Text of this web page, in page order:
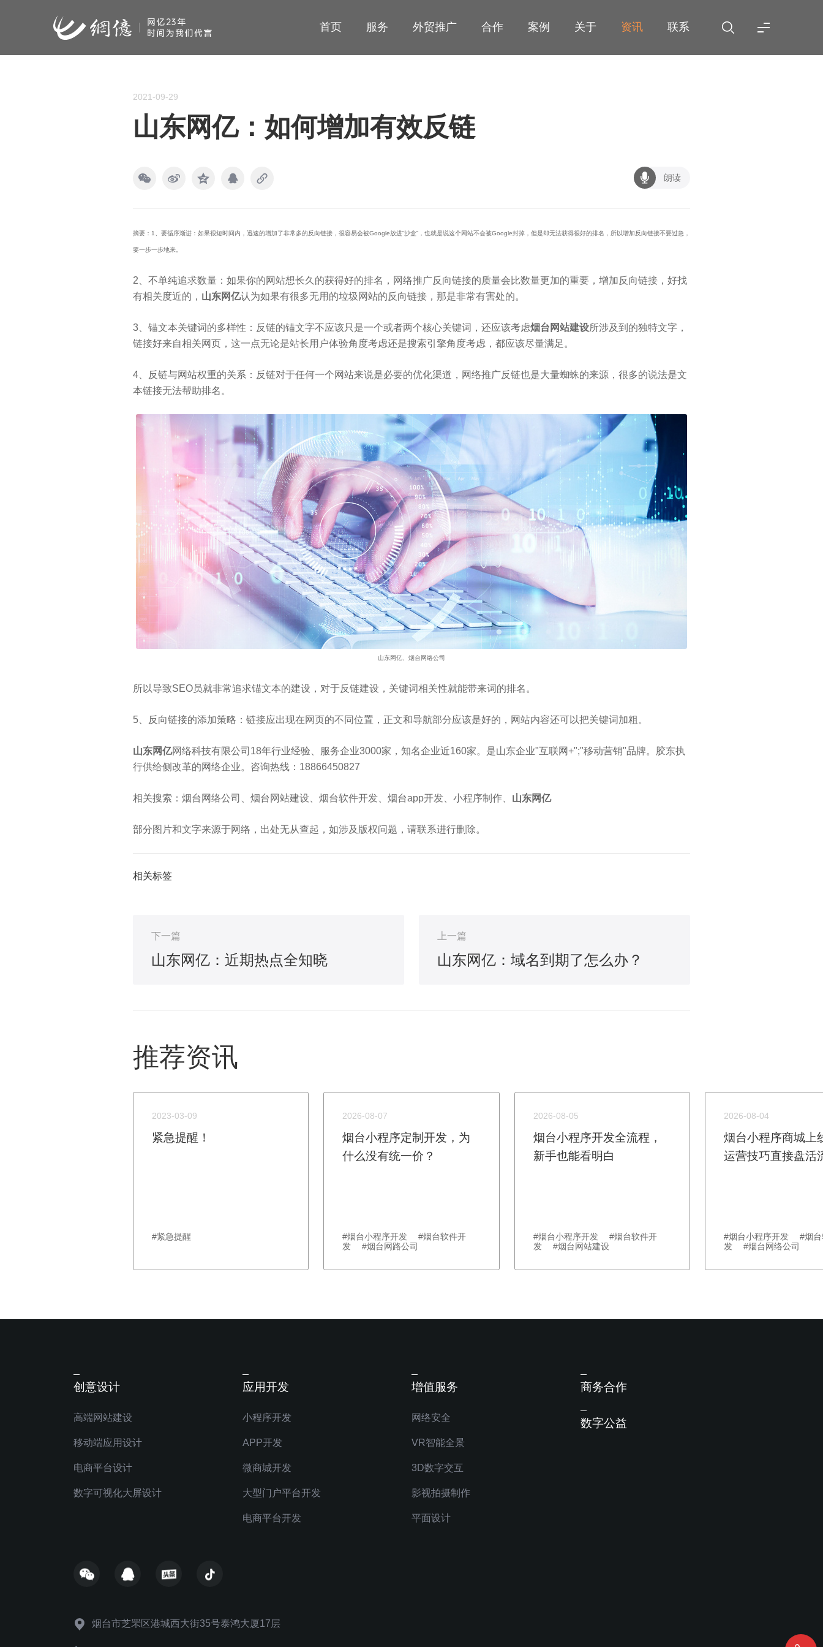
首页 服务 外贸推广 合作 案例 关于 资讯 联系
2021-09-29
山东网亿：如何增加有效反链
朗读
摘要：1、要循序渐进：如果很短时间内，迅速的增加了非常多的反向链接，很容易会被Google放进“沙盒”，也就是说这个网站不会被Google封掉，但是却无法获得很好的排名，所以增加反向链接不要过急，
要一步一步地来。
2、不单纯追求数量：如果你的网站想长久的获得好的排名，网络推广反向链接的质量会比数量更加的重要，增加反向链接，好找
有相关度近的， 山东网亿认为如果有很多无用的垃圾网站的反向链接，那是非常有害处的。
3、锚文本关键词的多样性：反链的锚文字不应该只是一个或者两个核心关键词，还应该考虑烟台网站建设所涉及到的独特文字，
链接好来自相关网页，这一点无论是站长用户体验角度考虑还是搜索引擎角度考虑，都应该尽量满足。
4、反链与网站权重的关系：反链对于任何一个网站来说是必要的优化渠道，网络推广反链也是大量蜘蛛的来源，很多的说法是文
本链接无法帮助排名。
山东网亿、烟台网络公司
所以导致SEO员就非常追求锚文本的建设，对于反链建设，关键词相关性就能带来词的排名。
5、反向链接的添加策略：链接应出现在网页的不同位置，正文和导航部分应该是好的，网站内容还可以把关键词加粗。
山东网亿网络科技有限公司18年行业经验、服务企业3000家，知名企业近160家。是山东企业"互联网+";"移动营销"品牌。胶东执
行供给侧改革的网络企业。咨询热线：18866450827
相关搜索：烟台网络公司、烟台网站建设、烟台软件开发、烟台app开发、小程序制作、 山东网亿
部分图片和文字来源于网络，出处无从查起，如涉及版权问题，请联系进行删除。
相关标签
下一篇
山东网亿：近期热点全知晓
上一篇
山东网亿：域名到期了怎么办？
推荐资讯
2023-03-09
紧急提醒！
#紧急提醒
2026-08-07
烟台小程序定制开发，为
什么没有统一价？
#烟台小程序开发 #烟台软件开
发 #烟台网路公司
2026-08-05
烟台小程序开发全流程，
新手也能看明白
#烟台小程序开发 #烟台软件开
发 #烟台网站建设
2026-08-04
烟台小程序商城上
运营技巧直接盘活
#烟台小程序开发 #烟台
发 #烟台网络公司
创意设计
高端网站建设
移动端应用设计
电商平台设计
数字可视化大屏设计
应用开发
小程序开发
APP开发
微商城开发
大型门户平台开发
电商平台开发
增值服务
网络安全
VR智能全景
3D数字交互
影视拍摄制作
平面设计
商务合作
数字公益
烟台市芝罘区港城西大街35号泰鸿大厦17层